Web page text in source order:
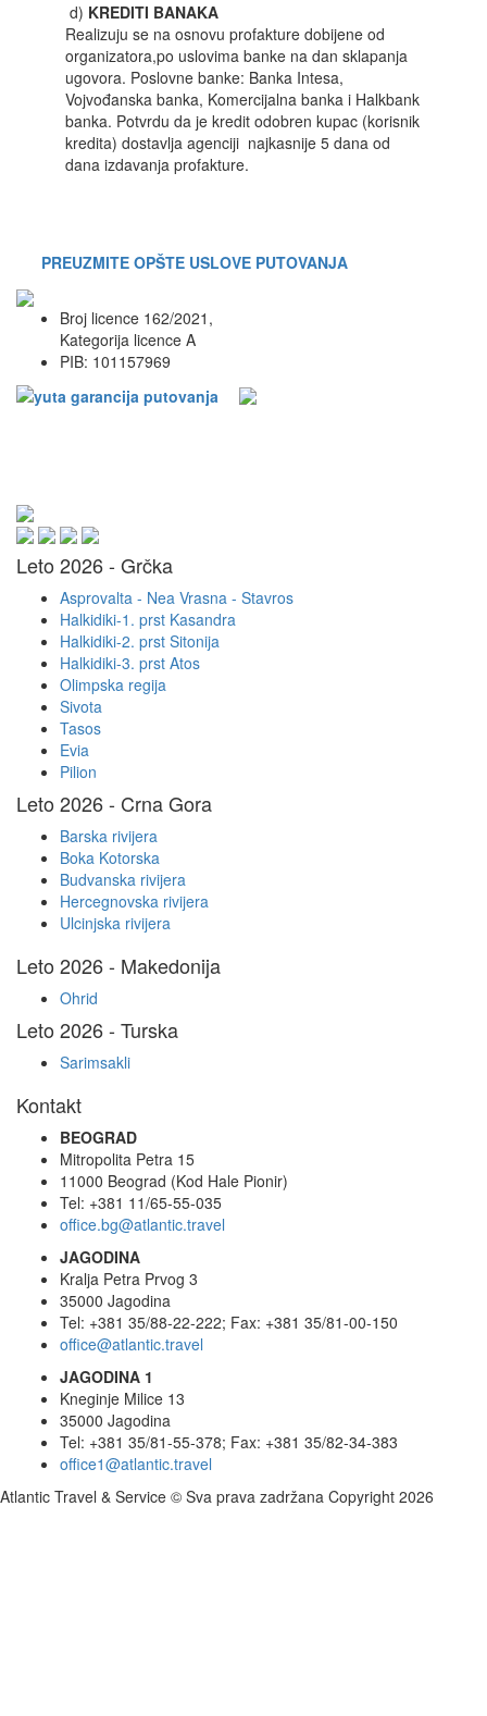
d) KREDITI BANAKA
Realizuju se na osnovu profakture dobijene od
organizatora,po uslovima banke na dan sklapanja
ugovora. Poslovne banke: Banka Intesa,
Vojvođanska banka, Komercijalna banka i Halkbank
banka. Potvrdu da je kredit odobren kupac (korisnik
kredita) dostavlja agenciji najkasnije 5 dana od
dana izdavanja profakture.
PREUZMITE OPŠTE USLOVE PUTOVANJA
Broj licence 162/2021,
Kategorija licence A
PIB: 101157969
Leto 2026 - Grčka
Asprovalta - Nea Vrasna - Stavros
Halkidiki-1. prst Kasandra
Halkidiki-2. prst Sitonija
Halkidiki-3. prst Atos
Olimpska regija
Sivota
Tasos
Evia
Pilion
Leto 2026 - Crna Gora
Barska rivijera
Boka Kotorska
Budvanska rivijera
Hercegnovska rivijera
Ulcinjska rivijera
Leto 2026 - Makedonija
Ohrid
Leto 2026 - Turska
Sarimsakli
Kontakt
BEOGRAD
Mitropolita Petra 15
11000 Beograd (Kod Hale Pionir)
Tel: +381 11/65-55-035
office.bg@atlantic.travel
JAGODINA
Kralja Petra Prvog 3
35000 Jagodina
Tel: +381 35/88-22-222; Fax: +381 35/81-00-150
office@atlantic.travel
JAGODINA 1
Kneginje Milice 13
35000 Jagodina
Tel: +381 35/81-55-378; Fax: +381 35/82-34-383
office1@atlantic.travel
Atlantic Travel & Service © Sva prava zadržana Copyright 2026